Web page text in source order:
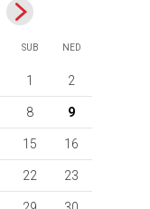
SUB NED
1 2
8 9
15 16
22 23